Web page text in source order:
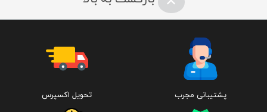
ظرفیت حافظه :‌
پشتیبانی مجرب تحویل اکسپرس